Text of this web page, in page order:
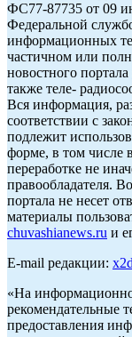
ФС77-87735 от 09
Федеральной
информационных
частичном или
новостного портала
также теле-
Вся информация,
соответствии с
подлежит
форме, в том числе
переработке не
правообладателя.
портала не несет
материалы
chuvashianews.ru и
E-mail редакции:
«На
рекомендательные
предоставления